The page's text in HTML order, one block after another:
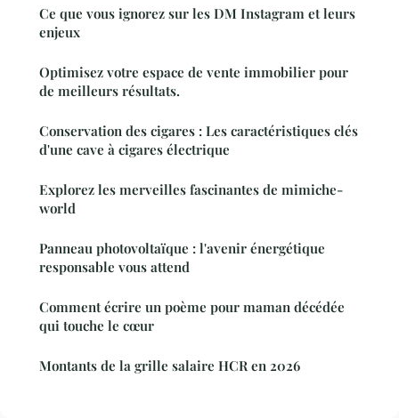
Ce que vous ignorez sur les DM Instagram et leurs
enjeux
Optimisez votre espace de vente immobilier pour
de meilleurs résultats.
Conservation des cigares : Les caractéristiques clés
d'une cave à cigares électrique
Explorez les merveilles fascinantes de mimiche-
world
Panneau photovoltaïque : l'avenir énergétique
responsable vous attend
Comment écrire un poème pour maman décédée
qui touche le cœur
Montants de la grille salaire HCR en 2026